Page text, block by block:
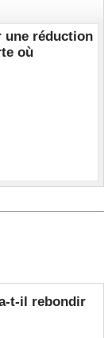
une réduction
où
t-il rebondir